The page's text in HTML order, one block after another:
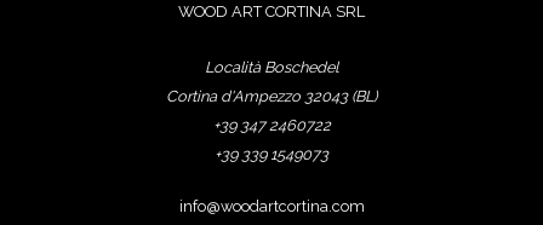
WOOD ART CORTINA SRL
Località Boschedel
Cortina d'Ampezzo 32043 (BL)
+39 347 2460722
+39 339 1549073
info@woodartcortina.com